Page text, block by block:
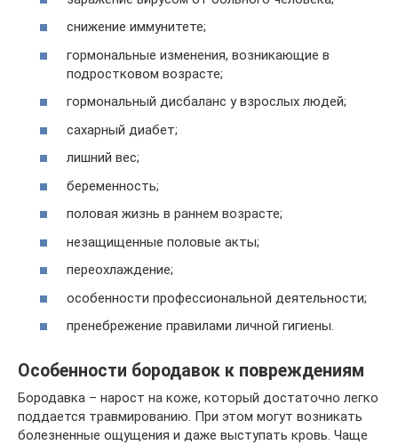
снижение иммунитете;
гормональные изменения, возникающие в
подростковом возрасте;
гормональный дисбаланс у взрослых людей;
сахарный диабет;
лишний вес;
беременность;
половая жизнь в раннем возрасте;
незащищенные половые акты;
переохлаждение;
особенности профессиональной деятельности;
пренебрежение правилами личной гигиены.
Особенности бородавок к повреждениям
Бородавка – нарост на коже, который достаточно легко
поддается травмированию. При этом могут возникать
болезненные ощущения и даже выступать кровь. Чаще